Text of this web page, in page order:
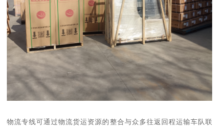
物流专线可通过物流货运资源的整合与众多往返回程运输车队联